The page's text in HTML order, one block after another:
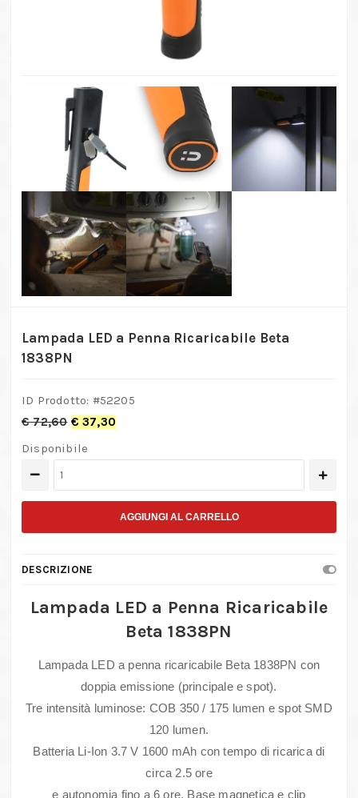
Lampada LED a Penna Ricaricabile Beta
1838PN
ID Prodotto: #52205
€72,60 € 37,30
Disponibile
Lampada
Penna
Beta
1838PN
quantità
AGGIUNGI AL CARRELLO
DESCRIZIONE
Lampada LED a Penna Ricaricabile
Beta 1838PN
Lampada LED a penna ricaricabile Beta 1838PN con
doppia emissione (principale e spot).
Tre intensità luminose: COB 350 / 175 lumen e spot SMD
120 lumen.
Batteria Li-Ion 3.7 V 1600 mAh con tempo di ricarica di
circa 2.5 ore
e autonomia fino a 6 ore. Base magnetica e clip